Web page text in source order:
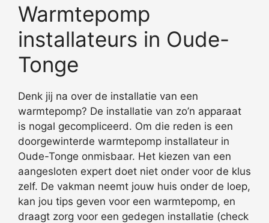
Warmtepomp
installateurs in Oude-
Tonge
Denk jij na over de installatie van een
warmtepomp? De installatie van zo’n apparaat
is nogal gecompliceerd. Om die reden is een
doorgewinterde warmtepomp installateur in
Oude-Tonge onmisbaar. Het kiezen van een
aangesloten expert doet niet onder voor de klus
zelf. De vakman neemt jouw huis onder de loep,
kan jou tips geven voor een warmtepomp, en
draagt zorg voor een gedegen installatie (check